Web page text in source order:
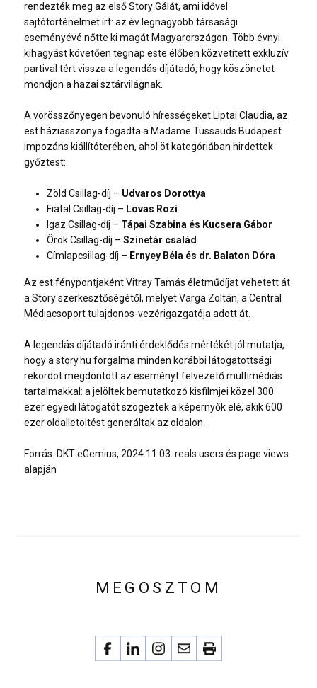
rendezték meg az első Story Gálát, ami idővel
sajtótörténelmet írt: az év legnagyobb társasági
eseményévé nőtte ki magát Magyarországon. Több évnyi
kihagyást követően tegnap este élőben közvetített exkluzív
partival tért vissza a legendás díjátadó, hogy köszönetet
mondjon a hazai sztárvilágnak.
A vörösszőnyegen bevonuló hírességeket Liptai Claudia, az
est háziasszonya fogadta a Madame Tussauds Budapest
impozáns kiállítóterében, ahol öt kategóriában hirdettek
győztest:
Zöld Csillag-díj – Udvaros Dorottya
Fiatal Csillag-díj – Lovas Rozi
Igaz Csillag-díj – Tápai Szabina és Kucsera Gábor
Örök Csillag-díj – Szinetár család
Címlapcsillag-díj – Ernyey Béla és dr. Balaton Dóra
Az est fénypontjaként Vitray Tamás életműdíjat vehetett át
a Storyszerkesztőségétől, melyet Varga Zoltán, a Central
Médiacsoport tulajdonos-vezérigazgatója adott át.
A legendás díjátadó iránti érdeklődés mértékét jól mutatja,
hogy a story.hu forgalma minden korábbi látogatottsági
rekordot megdöntött az eseményt felvezető multimédiás
tartalmakkal: a jelöltek bemutatkozó kisfilmjei közel 300
ezer egyedi látogatót szögeztek a képernyők elé, akik 600
ezer oldalletöltést generáltak az oldalon.
Forrás: DKT eGemius, 2024.11.03. reals users és page views
alapján
MEGOSZTOM